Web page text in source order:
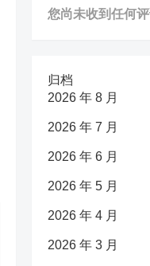
您尚未收到任何评
归档
2026 年 8 月
2026 年 7 月
2026 年 6 月
2026 年 5 月
2026 年 4 月
2026 年 3 月